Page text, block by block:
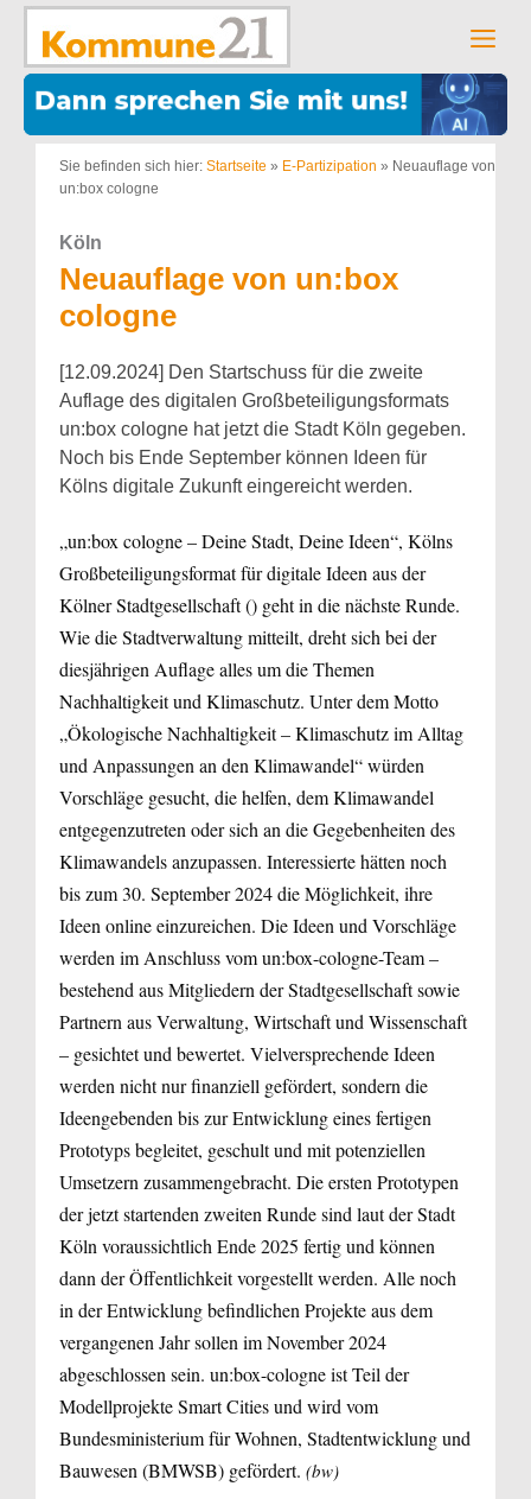
Zum
springen
Sie befinden sich hier: Startseite » E-Partizipation » Neuauflage von
un:box cologne
Köln
Neuauflage von un:box
cologne
[12.09.2024] Den Startschuss für die zweite
Auflage des digitalen Großbeteiligungsformats
un:box cologne hat jetzt die Stadt Köln gegeben.
Noch bis Ende September können Ideen für
Kölns digitale Zukunft eingereicht werden.
„un:box cologne – Deine Stadt, Deine Ideen“, Kölns
Großbeteiligungsformat für digitale Ideen aus der
Kölner Stadtgesellschaft () geht in die nächste Runde.
Wie die Stadtverwaltung mitteilt, dreht sich bei der
diesjährigen Auflage alles um die Themen
Nachhaltigkeit und Klimaschutz. Unter dem Motto
„Ökologische Nachhaltigkeit – Klimaschutz im Alltag
und Anpassungen an den Klimawandel“ würden
Vorschläge gesucht, die helfen, dem Klimawandel
entgegenzutreten oder sich an die Gegebenheiten des
Klimawandels anzupassen. Interessierte hätten noch
bis zum 30. September 2024 die Möglichkeit, ihre
Ideen online einzureichen. Die Ideen und Vorschläge
werden im Anschluss vom un:box-cologne-Team –
bestehend aus Mitgliedern der Stadtgesellschaft sowie
Partnern aus Verwaltung, Wirtschaft und Wissenschaft
– gesichtet und bewertet. Vielversprechende Ideen
werden nicht nur finanziell gefördert, sondern die
Ideengebenden bis zur Entwicklung eines fertigen
Prototyps begleitet, geschult und mit potenziellen
Umsetzern zusammengebracht. Die ersten Prototypen
der jetzt startenden zweiten Runde sind laut der Stadt
Köln voraussichtlich Ende 2025 fertig und können
dann der Öffentlichkeit vorgestellt werden. Alle noch
in der Entwicklung befindlichen Projekte aus dem
vergangenen Jahr sollen im November 2024
abgeschlossen sein. un:box-cologne ist Teil der
Modellprojekte Smart Cities und wird vom
Bundesministerium für Wohnen, Stadtentwicklung und
Bauwesen (BMWSB) gefördert. (bw)